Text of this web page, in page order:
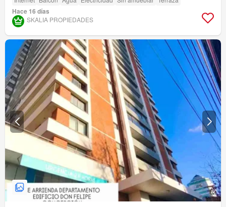
Hace 16 días
SKALIA PROPIEDADES